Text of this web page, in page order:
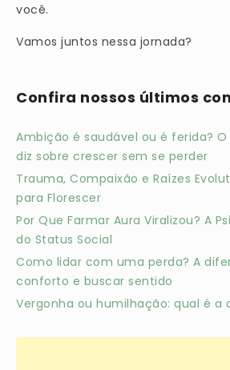
você.
Vamos juntos nessa jornada?
Confira nossos últimos
Ambição é saudável ou é ferida?
diz sobre crescer sem se perder
Trauma, Compaixão e Raízes
para Florescer
Por Que Farmar Aura Viralizou? A
do Status Social
Como lidar com uma perda? A
conforto e buscar sentido
Vergonha ou humilhação: qual é a